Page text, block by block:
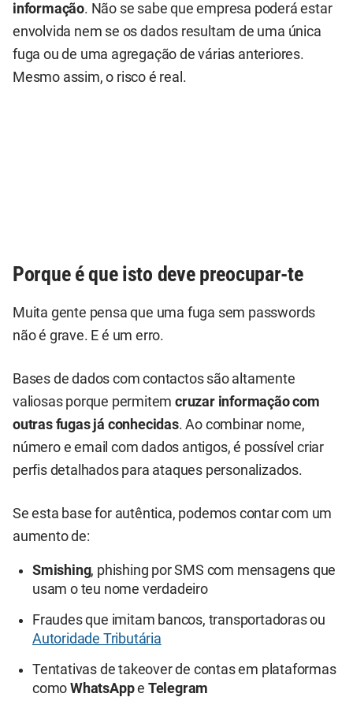
informação. Não se sabe que empresa poderá estar
envolvida nem se os dados resultam de uma única
fuga ou de uma agregação de várias anteriores.
Mesmo assim, o risco é real.
Porque é que isto deve preocupar-te
Muita gente pensa que uma fuga sem passwords
não é grave. E é um erro.
Bases de dados com contactos são altamente
valiosas porque permitemcruzar informação com
outras fugas já conhecidas. Ao combinar nome,
número e email com dados antigos, é possível criar
perfis detalhados para ataques personalizados.
Se esta base for autêntica, podemos contar com um
aumento de:
Smishing, phishing por SMS com mensagens que
usam o teu nome verdadeiro
Fraudes que imitam bancos, transportadoras ou
Autoridade Tributária
Tentativas de takeover de contas em plataformas
como WhatsAppe Telegram